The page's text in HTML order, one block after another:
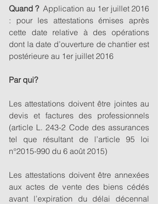
Quand ?
  Application au 1er juillet 2016
: pour les attestations émises après
cette date relative à des opérations
dont la date d’ouverture de chantier est
postérieure au 1er juillet 2016
Par qui?
Les attestations doivent être jointes au
devis et factures des professionnels
(article L. 243-2 Code des assurances
tel que résultant de l’article 95 loi
n°2015-990 du 6 août 2015)
Les attestations doivent être annexées
aux actes de vente des biens cédés
avant l’expiration du délai décennal